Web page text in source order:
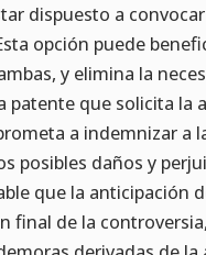
dispuesto a
opción puede
y elimina la
patente que solicita la
a indemnizar a
posibles daños y
que la anticipación
final de la